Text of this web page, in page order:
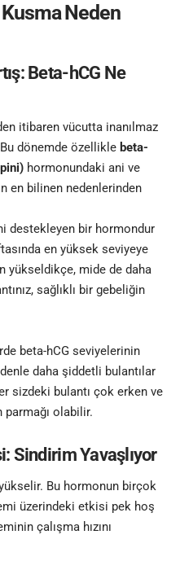
Neden
Beta-hCG Ne
itibaren vücutta inanılmaz
dönemde özellikle beta-
hormonundaki ani ve
en bilinen nedenlerinden
destekleyen bir hormondur
en yüksek seviyeye
yükseldikçe, mide de daha
sağlıklı bir gebeliğin
beta-hCG seviyelerinin
daha şiddetli bulantılar
sizdeki bulantı çok erken ve
parmağı olabilir.
Sindirim Yavaşlıyor
Bu hormonun birçok
üzerindeki etkisi pek hoş
çalışma hızını